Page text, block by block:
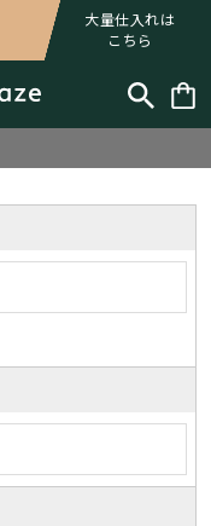
大量仕入れは
こちら